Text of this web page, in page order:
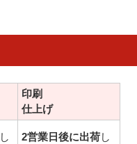
印刷
仕上げ
し
2営業日後に出荷し